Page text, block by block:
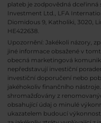
plateb je zodpovědná dceřinná
Investment Ltd., LFA
Diomidous 9, Katholiki, 3020,
HE422638.
Upozornění: Jakékoli názory,
jiné informace obsažené v
obecná marketingová
nepředstavují investiční
investiční doporučení nebo
jakéhokoliv finančního
shromažďovány z
obsahující údaj o minulé
ukazatelem budoucí